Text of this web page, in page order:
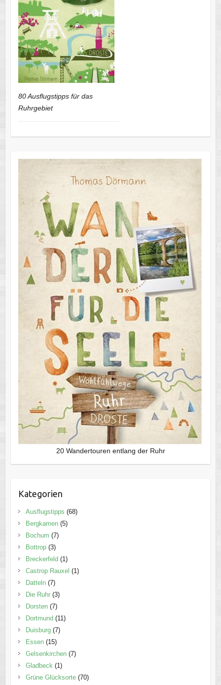
80 Ausflugstipps für das
Ruhrgebiet
20 Wandertouren entlang der Ruhr
Kategorien
Ausflugstipps (68)
Bergkamen(5)
Bochum (7)
Bottrop(3)
Breckerfeld (1)
Castrop Rauxel (1)
Datteln(7)
Die Ruhr(3)
Dorsten(7)
Dortmund (11)
Duisburg(7)
Essen(15)
Gelsenkirchen(7)
Gladbeck(1)
Grüne Glücksorte(70)